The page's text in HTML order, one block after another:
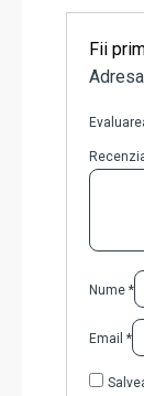
Fii
Nume *
Email *